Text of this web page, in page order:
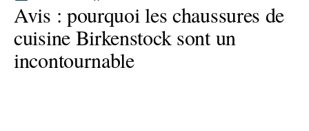
Avis : pourquoi les chaussures de
cuisine Birkenstock sont un
incontournable